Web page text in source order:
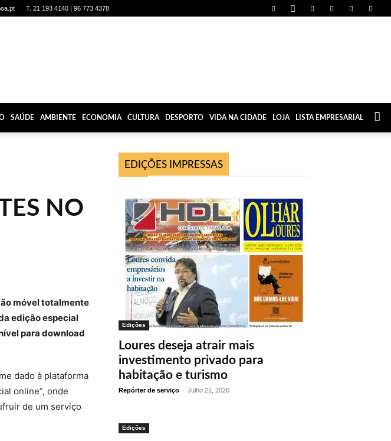
T. 21 193 4140 | 96 773 4378
SAÚDE AMBIENTE ECONOMIA CULTURA DESPORTO VIDA NA CIDADE LOJA LISTA EMPRESARIAL
NO
móvel totalmente
edição especial
para download
dado à plataforma
online”, onde
de um serviço
EDIÇÕES IMPRESSAS
Edições
Loures deseja atrair mais
investimento privado para
habitação e turismo
Repórter de serviço - Julho 21, 2026
Edições